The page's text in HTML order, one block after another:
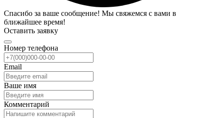
Спасибо за ваше сообщение! Мы свяжемся с вами в
ближайшее время!
Оставить заявку
Номер телефона
Email
Ваше имя
Комментарий